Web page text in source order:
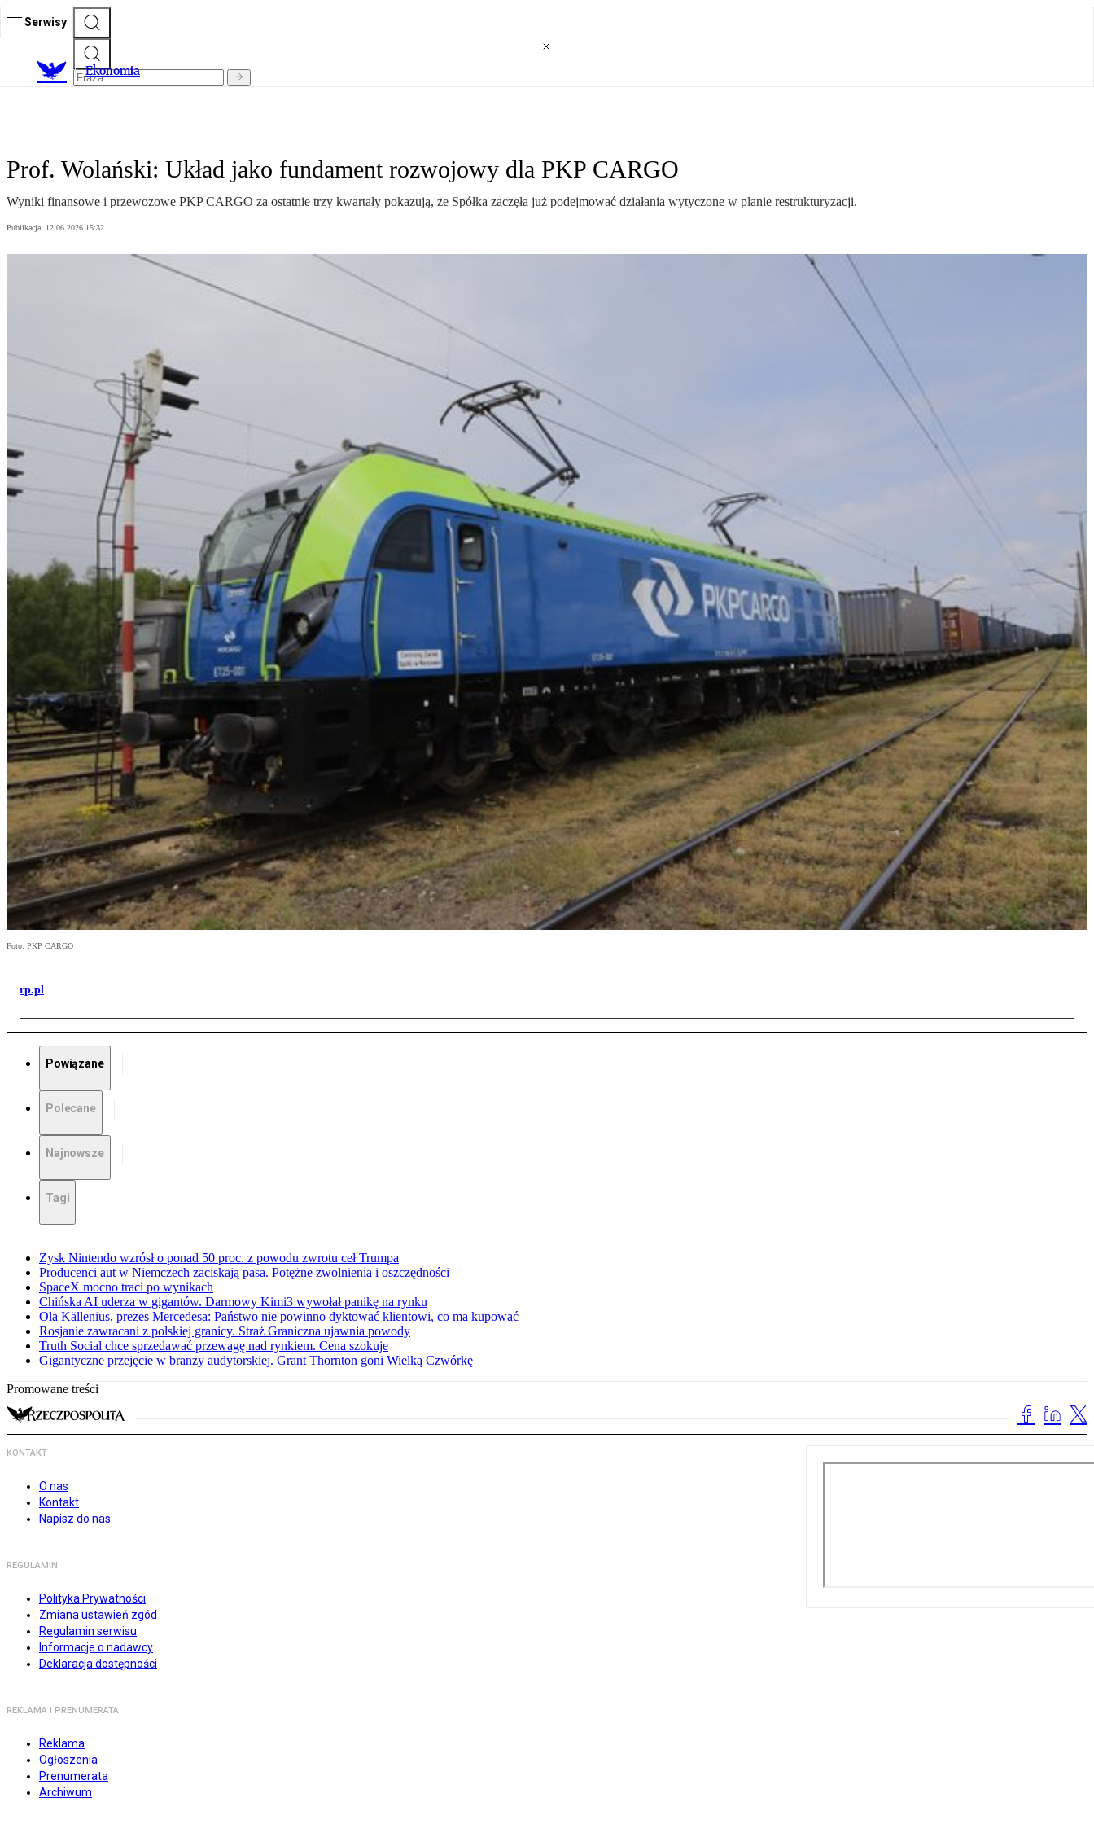
Serwisy
Ekonomia
Prof. Wolański: Układ jako fundament rozwojowy dla PKP CARGO
Wyniki finansowe i przewozowe PKP CARGO za ostatnie trzy kwartały pokazują, że Spółka zaczęła już podejmować działania wytyczone w planie restrukturyzacji.
Publikacja: 12.06.2026 15:32
Foto: PKP CARGO
rp.pl
Powiązane
Polecane
Najnowsze
Tagi
Zysk Nintendo wzrósł o ponad 50 proc. z powodu zwrotu ceł Trumpa
Producenci aut w Niemczech zaciskają pasa. Potężne zwolnienia i oszczędności
SpaceX mocno traci po wynikach
Chińska AI uderza w gigantów. Darmowy Kimi3 wywołał panikę na rynku
Ola Källenius, prezes Mercedesa: Państwo nie powinno dyktować klientowi, co ma kupować
Rosjanie zawracani z polskiej granicy. Straż Graniczna ujawnia powody
Truth Social chce sprzedawać przewagę nad rynkiem. Cena szokuje
Gigantyczne przejęcie w branży audytorskiej. Grant Thornton goni Wielką Czwórkę
Promowane treści
KONTAKT
O nas
Kontakt
Napisz do nas
REGULAMIN
Polityka Prywatności
Zmiana ustawień zgód
Regulamin serwisu
Informacje o nadawcy
Deklaracja dostępności
REKLAMA I PRENUMERATA
Reklama
Ogłoszenia
Prenumerata
Archiwum